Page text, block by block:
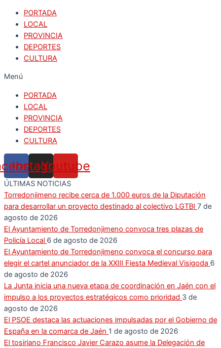
PORTADA
LOCAL
PROVINCIA
DEPORTES
CULTURA
Menú
PORTADA
LOCAL
PROVINCIA
DEPORTES
CULTURA
Instagram
Youtube
ÚLTIMAS NOTICIAS
Torredonjimeno recibe cerca de 1.000 euros de la Diputación
para desarrollar un proyecto destinado al colectivo LGTBI 7 de
agosto de 2026
El Ayuntamiento de Torredonjimeno convoca tres plazas de
Policía Local 6 de agosto de 2026
El Ayuntamiento de Torredonjimeno convoca el concurso para
elegir el cartel anunciador de la XXIII Fiesta Medieval Visigoda 6
de agosto de 2026
La Junta inicia una nueva etapa de coordinación en Jaén con el
impulso a los proyectos estratégicos como prioridad 3 de
agosto de 2026
El PSOE destaca las actuaciones impulsadas por el Gobierno de
España en la comarca de Jaén 1 de agosto de 2026
El tosiriano Francisco Javier Carazo asume la Delegación de